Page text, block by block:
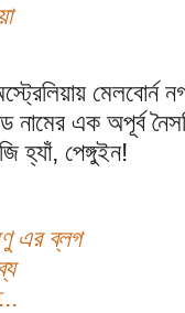
মেলবোর্ন
নামের এক অপূর্ব
হ্যাঁ, পেঙ্গুইন!
এর ব্লগ